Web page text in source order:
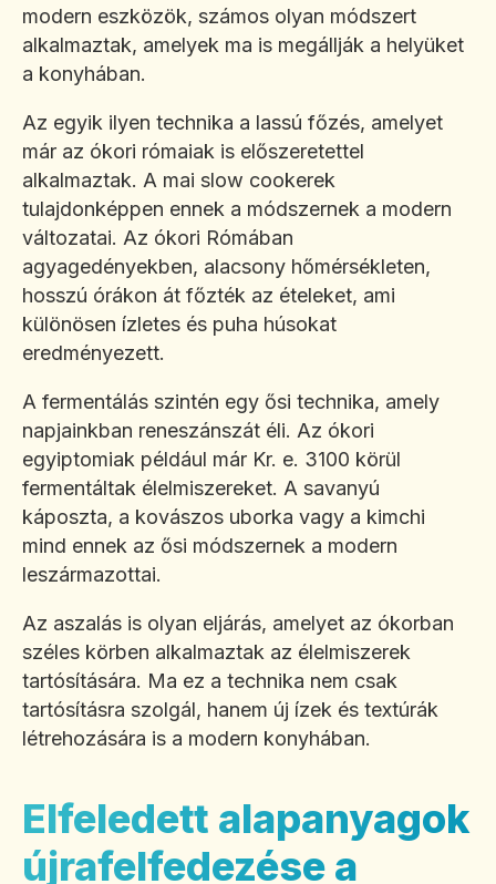
modern eszközök, számos olyan módszert
alkalmaztak, amelyek ma is megállják a helyüket
a konyhában.
Az egyik ilyen technika a lassú főzés, amelyet
már az ókori rómaiak is előszeretettel
alkalmaztak. A mai slow cookerek
tulajdonképpen ennek a módszernek a modern
változatai. Az ókori Rómában
agyagedényekben, alacsony hőmérsékleten,
hosszú órákon át főzték az ételeket, ami
különösen ízletes és puha húsokat
eredményezett.
A fermentálás szintén egy ősi technika, amely
napjainkban reneszánszát éli. Az ókori
egyiptomiak például már Kr. e. 3100 körül
fermentáltak élelmiszereket. A savanyú
káposzta, a kovászos uborka vagy a kimchi
mind ennek az ősi módszernek a modern
leszármazottai.
Az aszalás is olyan eljárás, amelyet az ókorban
széles körben alkalmaztak az élelmiszerek
tartósítására. Ma ez a technika nem csak
tartósításra szolgál, hanem új ízek és textúrák
létrehozására is a modern konyhában.
Elfeledett alapanyagok
újrafelfedezése a